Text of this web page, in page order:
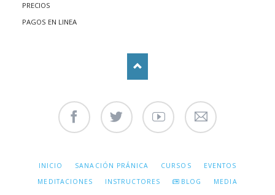
PRECIOS
PAGOS EN LINEA
SALTAR
INICIO SANACIÓN PRÁNICA CURSOS
EVENTOS
MEDITACIONES
INSTRUCTORES BLOG MEDIA